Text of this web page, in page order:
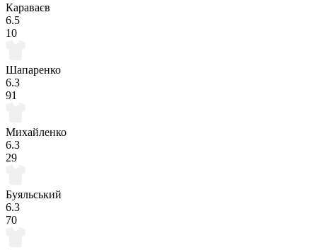
Караваєв
6.5
10
Шапаренко
6.3
91
Михайленко
6.3
29
Буяльський
6.3
70